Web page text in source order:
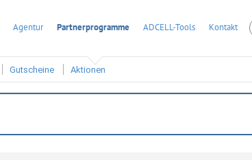
Agentur Partnerprogramme ADCELL-Tools Kontakt
Gutscheine Aktionen